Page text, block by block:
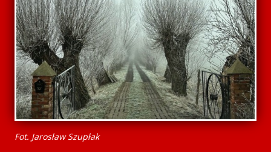
Fot. Jarosław Szupłak